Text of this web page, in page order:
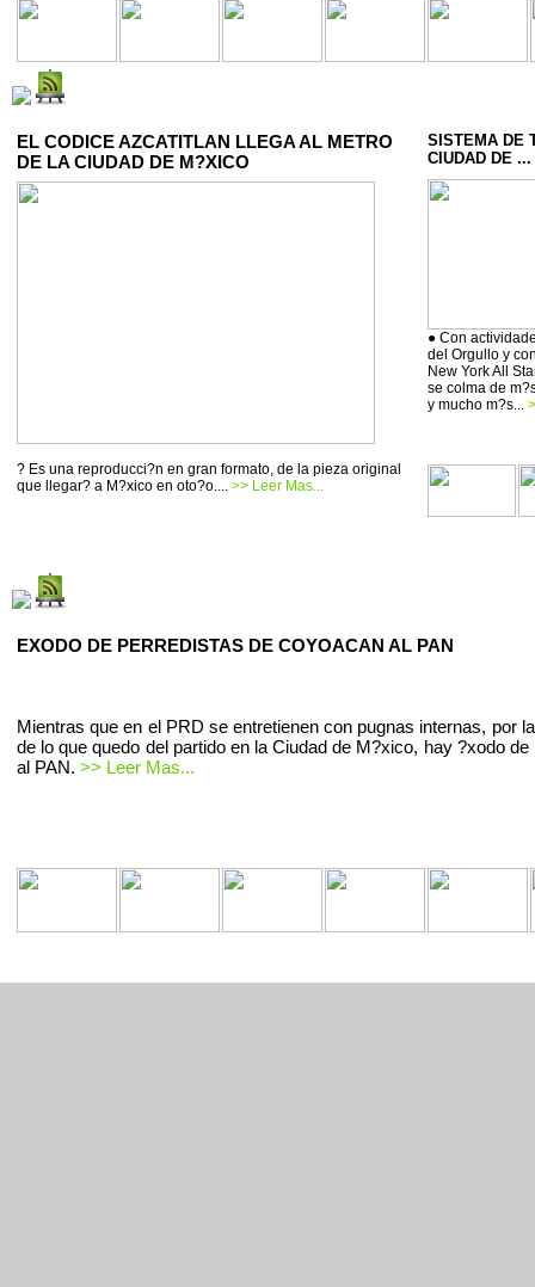
EL CODICE AZCATITLAN LLEGA AL METRO
DE LA CIUDAD DE M?XICO
? Es una reproducci?n en gran formato, de la pieza original
que llegar? a M?xico en oto?o.... >> Leer Mas...
SISTEMA DE
CIUDAD DE ...
● Con
del Orgullo y
New York All
se colma de
y mucho m?s...
EXODO DE PERREDISTAS DE COYOACAN AL PAN
Mientras que en el PRD se entretienen con pugnas internas, por
de lo que quedo del partido en la Ciudad de M?xico, hay ?xodo de
al PAN. >> Leer Mas...